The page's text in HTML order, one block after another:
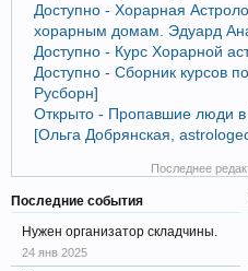
Доступно - Хорарная
хорарным домам. Эдуард
Доступно - Курс Хорарной
Доступно - Сборник курсов
Русборн]
Открыто - Пропавшие люди в
[Ольга Добрянская,
Последнее
Последние события
Нужен организатор складчины.
24 янв 2025